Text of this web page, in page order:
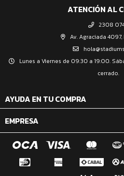
ATENCIÓN AL
2308
Av. Agraciada
Lunes a Viernes de 09:30 a 19:00.
cerrado.
AYUDA EN TU COMPRA
EMPRESA